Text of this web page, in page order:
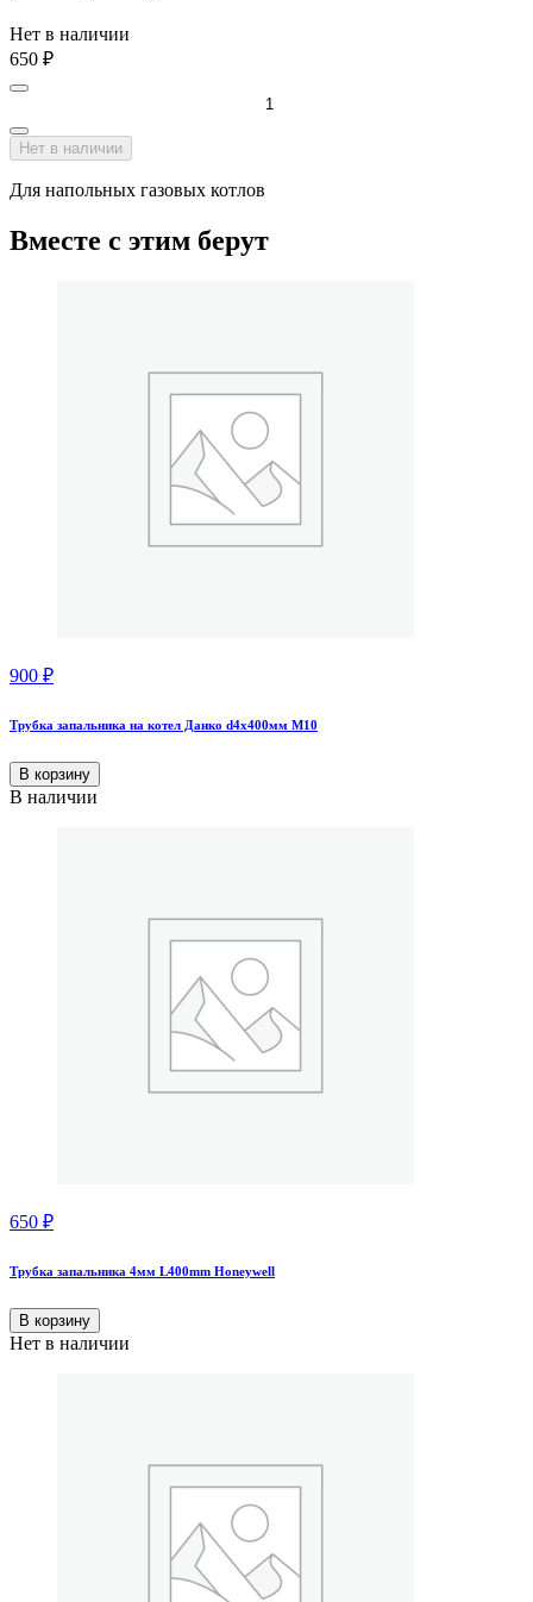
Нет в наличии
650 ₽
Нет в наличии
Для напольных газовых котлов
Вместе с этим берут
900 ₽
Трубка запальника на котел Данко d4x400мм М10
В корзину
В наличии
650 ₽
Трубка запальника 4мм L400mm Honeywell
В корзину
Нет в наличии